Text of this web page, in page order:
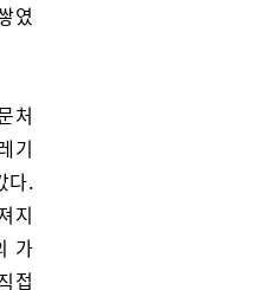
였
처
기
다.
지
가
접